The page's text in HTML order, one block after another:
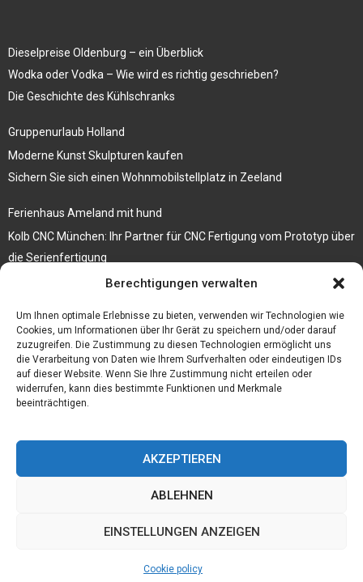
Berechtigungen verwalten
Um Ihnen optimale Erlebnisse zu bieten, verwenden wir Technologien wie
Cookies, um Informationen über Ihr Gerät zu speichern und/oder darauf
zuzugreifen. Die Zustimmung zu diesen Technologien ermöglicht uns
die Verarbeitung von Daten wie Ihrem Surfverhalten oder eindeutigen IDs
auf dieser Website. Wenn Sie Ihre Zustimmung nicht erteilen oder
widerrufen, kann dies bestimmte Funktionen und Merkmale
beeinträchtigen.
AKZEPTIEREN
ABLEHNEN
EINSTELLUNGEN ANZEIGEN
Cookie policy
Dieselpreise Oldenburg – ein Überblick
Wodka oder Vodka – Wie wird es richtig geschrieben?
Die Geschichte des Kühlschranks
Gruppenurlaub Holland
Moderne Kunst Skulpturen kaufen
Sichern Sie sich einen Wohnmobilstellplatz in Zeeland
Ferienhaus Ameland mit hund
Kolb CNC München: Ihr Partner für CNC Fertigung vom Prototyp über
die Serienfertigung
Der beste höhenverstellbare Schreibtisch
Branchenbuch Krefeld
Contact